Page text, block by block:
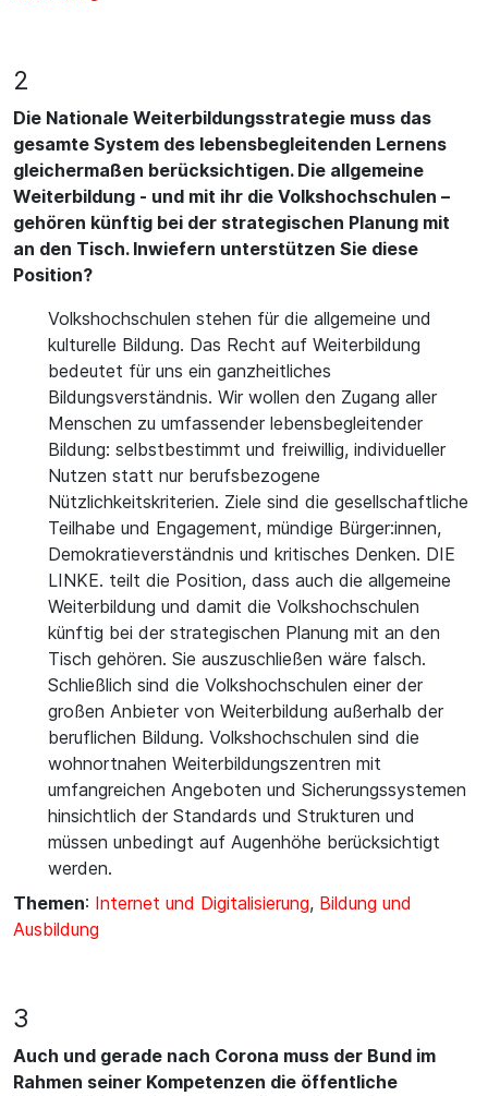
2
Die Nationale Weiterbildungsstrategie muss das
gesamte System des lebensbegleitenden Lernens
gleichermaßen berücksichtigen. Die allgemeine
Weiterbildung - und mit ihr die Volkshochschulen –
gehören künftig bei der strategischen Planung mit
an den Tisch. Inwiefern unterstützen Sie diese
Position?
Volkshochschulen stehen für die allgemeine und
kulturelle Bildung. Das Recht auf Weiterbildung
bedeutet für uns ein ganzheitliches
Bildungsverständnis. Wir wollen den Zugang aller
Menschen zu umfassender lebensbegleitender
Bildung: selbstbestimmt und freiwillig, individueller
Nutzen statt nur berufsbezogene
Nützlichkeitskriterien. Ziele sind die gesellschaftliche
Teilhabe und Engagement, mündige Bürger:innen,
Demokratieverständnis und kritisches Denken. DIE
LINKE. teilt die Position, dass auch die allgemeine
Weiterbildung und damit die Volkshochschulen
künftig bei der strategischen Planung mit an den
Tisch gehören. Sie auszuschließen wäre falsch.
Schließlich sind die Volkshochschulen einer der
großen Anbieter von Weiterbildung außerhalb der
beruflichen Bildung. Volkshochschulen sind die
wohnortnahen Weiterbildungszentren mit
umfangreichen Angeboten und Sicherungssystemen
hinsichtlich der Standards und Strukturen und
müssen unbedingt auf Augenhöhe berücksichtigt
werden.
Themen: Internet und Digitalisierung, Bildung und
Ausbildung
3
Auch und gerade nach Corona muss der Bund im
Rahmen seiner Kompetenzen die öffentliche